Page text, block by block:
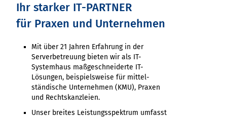
Ihr starker IT-PARTNER
für Praxen und Unternehmen
Mit über 21 Jahren Erfahrung in der
Serverbetreuung bieten wir als IT-
Systemhaus maßgeschneiderte IT-
Lösungen, beispielsweise für mittel­
ständische Unternehmen (KMU), Praxen
und Rechtskanzleien.
Unser breites Leistungsspektrum umfasst